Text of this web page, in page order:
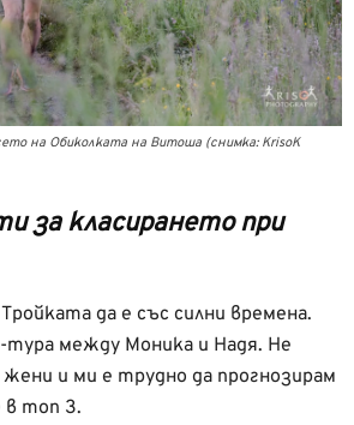
на Обиколката на Витоша (снимка: KrisoK
за класирането при
Тройката да е със силни времена.
тура между Моника и Надя. Не
и ми е трудно да прогнозирам
в топ 3.